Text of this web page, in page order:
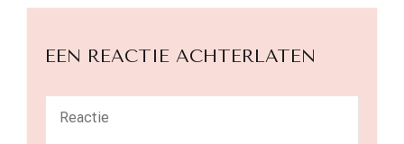
EEN REACTIE ACHTERLATEN